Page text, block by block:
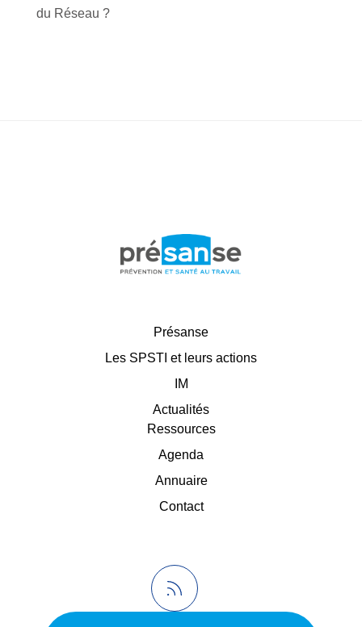
du Réseau ?
Présanse
Les SPSTI et leurs actions
IM
Actualités
Ressources
Agenda
Annuaire
Contact